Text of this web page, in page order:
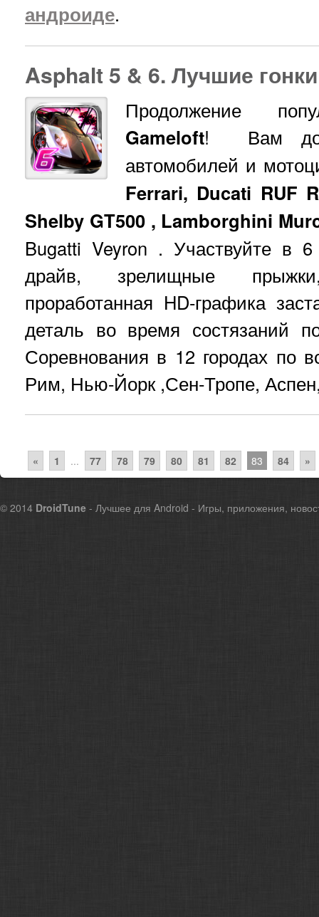
андроиде.
Asphalt 5 & 6. Лучшие
Продолжение
Gameloft! Вам
автомобилей и
Ferrari, Ducati RUF
Shelby GT500 , Lamborghini
Bugatti Veyron . Участвуйте в
драйв, зрелищные
проработанная HD-графика
деталь во время состязаний
Соревнования в 12 городах по
Рим, Нью-Йорк ,Сен-Тропе,
« 1 ... 77 78 79 80 81 82 83 84 »
© 2014 DroidTune - Лучшее для Android - Игры, приложения,